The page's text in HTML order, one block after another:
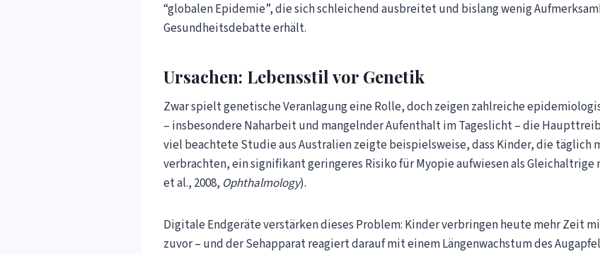
“globalen Epidemie”, die sich schleichend ausbreitet und bislang wenig
Gesundheitsdebatte erhält.
Ursachen: Lebensstil vor Genetik
Zwar spielt genetische Veranlagung eine Rolle, doch zeigen zahlreiche
– insbesondere Naharbeit und mangelnder Aufenthalt im Tageslicht – die
viel beachtete Studie aus Australien zeigte beispielsweise, dass Kinder, die täglich
verbrachten, ein signifikant geringeres Risiko für Myopie aufwiesen als
et al., 2008, Ophthalmology).
Digitale Endgeräte verstärken dieses Problem: Kinder verbringen heute mehr Zeit
zuvor – und der Sehapparat reagiert darauf mit einem Längenwachstum des